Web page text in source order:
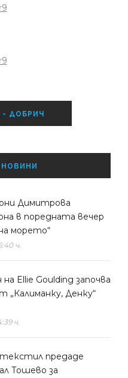
ДОБРИЧ
Димитрова
в поредната вечер
морето“
ч.
Ellie Goulding започва
„Калиманку, Денку“
ч.
предаде
Тошево за